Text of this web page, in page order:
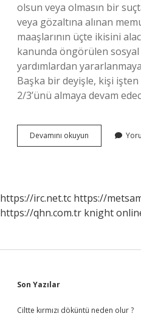
olsun veya olmasın bir
veya gözaltına alınan
maaşlarının üçte ikisini
kanunda öngörülen
yardımlardan
Başka bir deyişle, kişi işten
2/3’ünü almaya devam
Devamını okuyun
Açığa
https://irc.net.tc https://
https://qhn.com.tr knight
Sidebar
Son Yazılar
Ciltte kırmızı döküntü neden olur ?